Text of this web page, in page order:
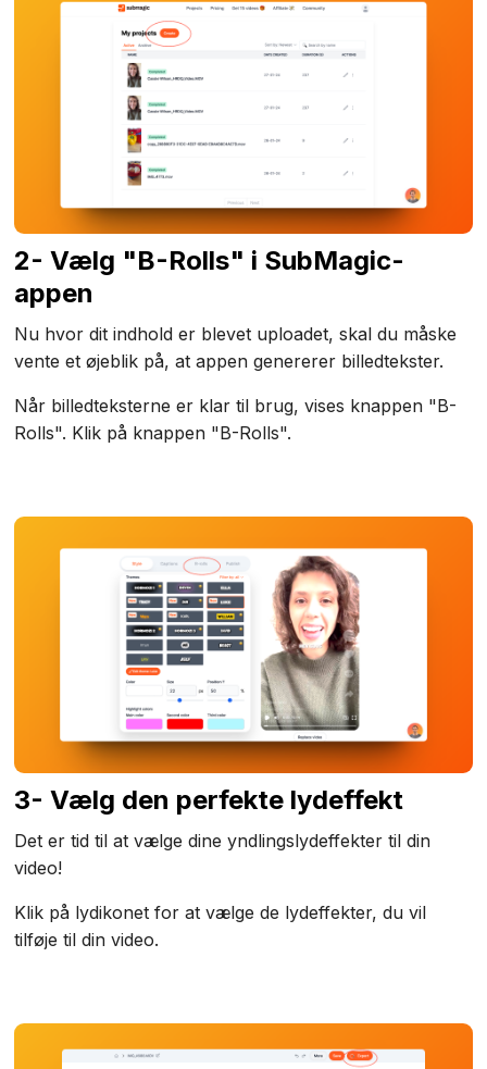
2- Vælg "B-Rolls" i SubMagic-
appen
Nu hvor dit indhold er blevet uploadet, skal du måske
vente et øjeblik på, at appen genererer billedtekster.
Når billedteksterne er klar til brug, vises knappen "B-
Rolls". Klik på knappen "B-Rolls".
3- Vælg den perfekte lydeffekt
Det er tid til at vælge dine yndlingslydeffekter til din
video!
Klik på lydikonet for at vælge de lydeffekter, du vil
tilføje til din video.